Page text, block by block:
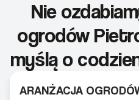
Nie
ogrodów
myślą o
ARANŻACJA